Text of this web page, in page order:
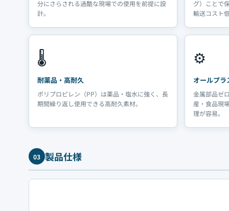
分にさらされる過酷な現場での使用を前提に設
計。
グ）ことで
輸送コスト
🌡️
耐薬品・高耐久
ポリプロピレン（PP）は薬品・塩水に強く、長
期間繰り返し使用できる高耐久素材。
⚙️
オールプラ
金属部品ゼ
産・食品現
理が容易。
03 製品仕様